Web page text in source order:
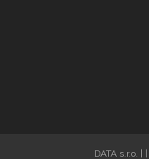
DATA s.r.o. | |